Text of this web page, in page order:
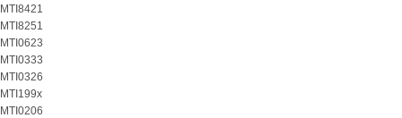
MTI8421
MTI8251
MTI0623
MTI0333
MTI0326
MTI199x
MTI0206